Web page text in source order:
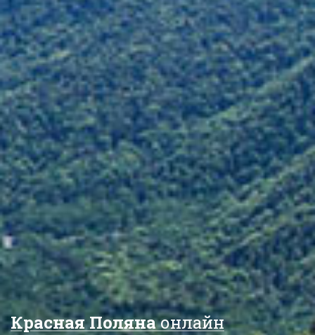
Красная Полянаонлайн